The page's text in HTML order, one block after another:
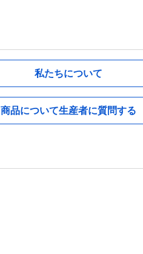
私たちについて
商品について生産者に質問する